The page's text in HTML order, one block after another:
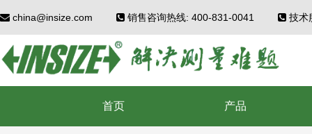
china@insize.com 销售咨询热线: 400-831-0041 技术
首页 产品